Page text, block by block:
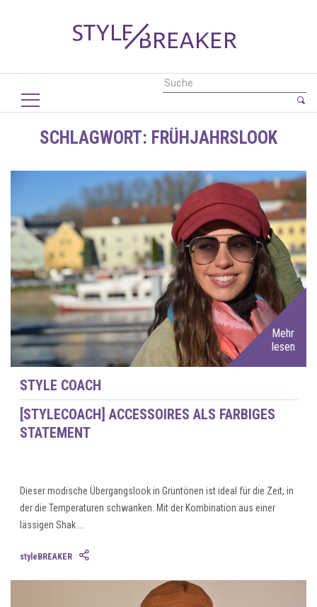
SCHLAGWORT: FRÜHJAHRSLOOK
Mehr
lesen
STYLE COACH
[STYLECOACH] ACCESSOIRES ALS FARBIGES
STATEMENT
Dieser modische Übergangslook in Grüntönen ist ideal für die Zeit, in
der die Temperaturen schwanken. Mit der Kombination aus einer
lässigen Shak ...
styleBREAKER